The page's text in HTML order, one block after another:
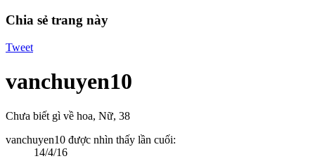
Chia sẻ trang này
Tweet
vanchuyen10
Chưa biết gì về hoa, Nữ, 38
vanchuyen10 được nhìn thấy lần cuối:
14/4/16